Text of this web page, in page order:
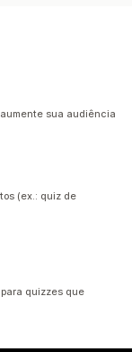
sua audiência
(ex.: quiz de
quizzes que